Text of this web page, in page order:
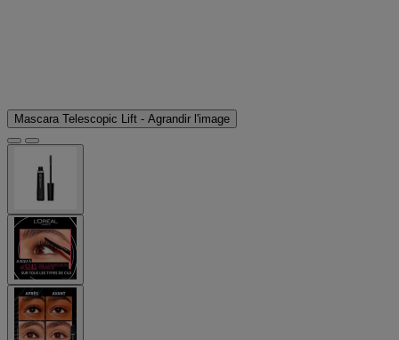
Mascara Telescopic Lift - Agrandir l'image